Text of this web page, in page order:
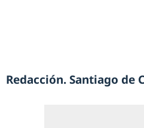
Redacción. Santiago de